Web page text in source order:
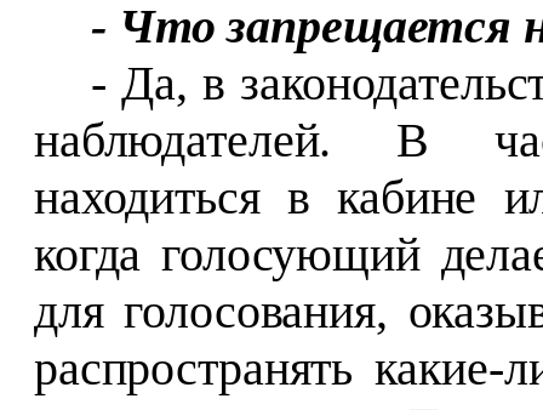
- Что запрещается
- Да, в
наблюдателей. В
находиться в кабине
когда голосующий
для голосования,
распространять